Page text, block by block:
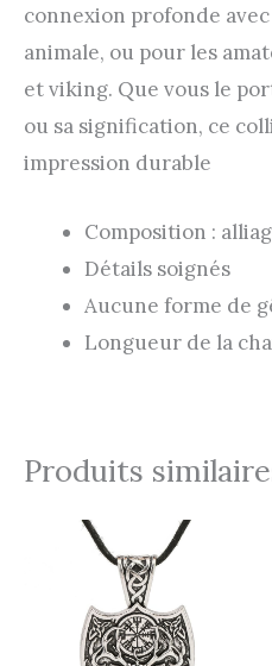
connexion profonde
animale, ou pour les
et viking. Que vous le
ou sa signification, ce
impression durable
Composition :
Détails soignés
Aucune forme de
Longueur de la
Produits